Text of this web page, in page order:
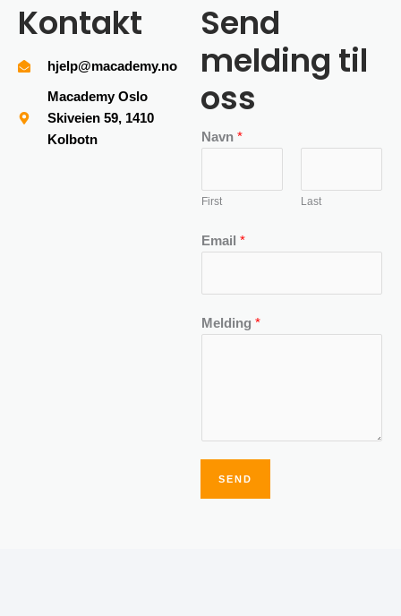
Kontakt
hjelp@macademy.no
Macademy Oslo
Skiveien 59, 1410
Kolbotn
Send
melding til
oss
Navn *
First Last
Email *
Melding *
SEND